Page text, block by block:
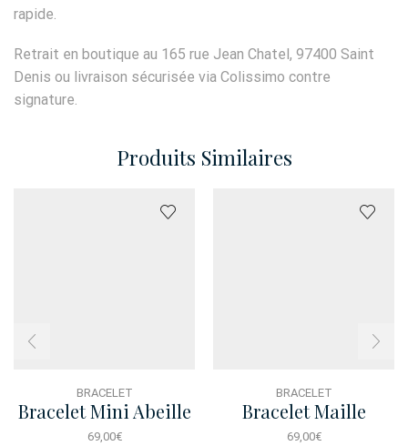
rapide.
Retrait en boutique au 165 rue Jean Chatel, 97400 Saint
Denis ou livraison sécurisée via Colissimo contre
signature.
Produits Similaires
BRACELET
Bracelet Mini Abeille
69,00€
BRACELET
Bracelet Maille
Marine Ancre
69,00€